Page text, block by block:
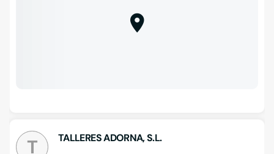
T TALLERES ADORNA, S.L.